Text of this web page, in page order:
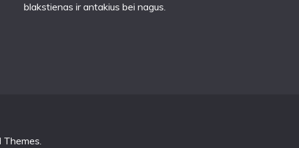
blakstienas ir antakius bei nagus.
Themes.